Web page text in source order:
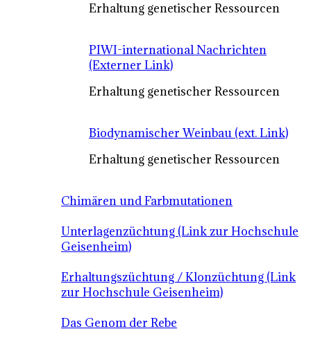
Erhaltung genetischer Ressourcen
PIWI-international Nachrichten
(Externer Link)
Erhaltung genetischer Ressourcen
Biodynamischer Weinbau (ext. Link)
Erhaltung genetischer Ressourcen
Chimären und Farbmutationen
Unterlagenzüchtung (Link zur Hochschule
Geisenheim)
Erhaltungszüchtung / Klonzüchtung (Link
zur Hochschule Geisenheim)
Das Genom der Rebe